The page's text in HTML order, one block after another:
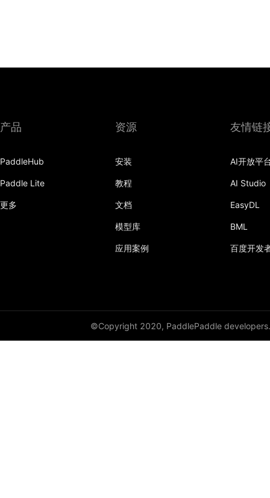
产品
PaddleHub
Paddle Lite
更多
资源
安装
教程
文档
模型库
应用案例
友情链
AI开放平
AI Studio
EasyDL
BML
百度开发
©Copyright 2020, PaddlePaddle developers.